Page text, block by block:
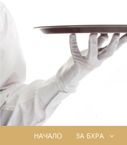
НАЧАЛО ЗА БХРА